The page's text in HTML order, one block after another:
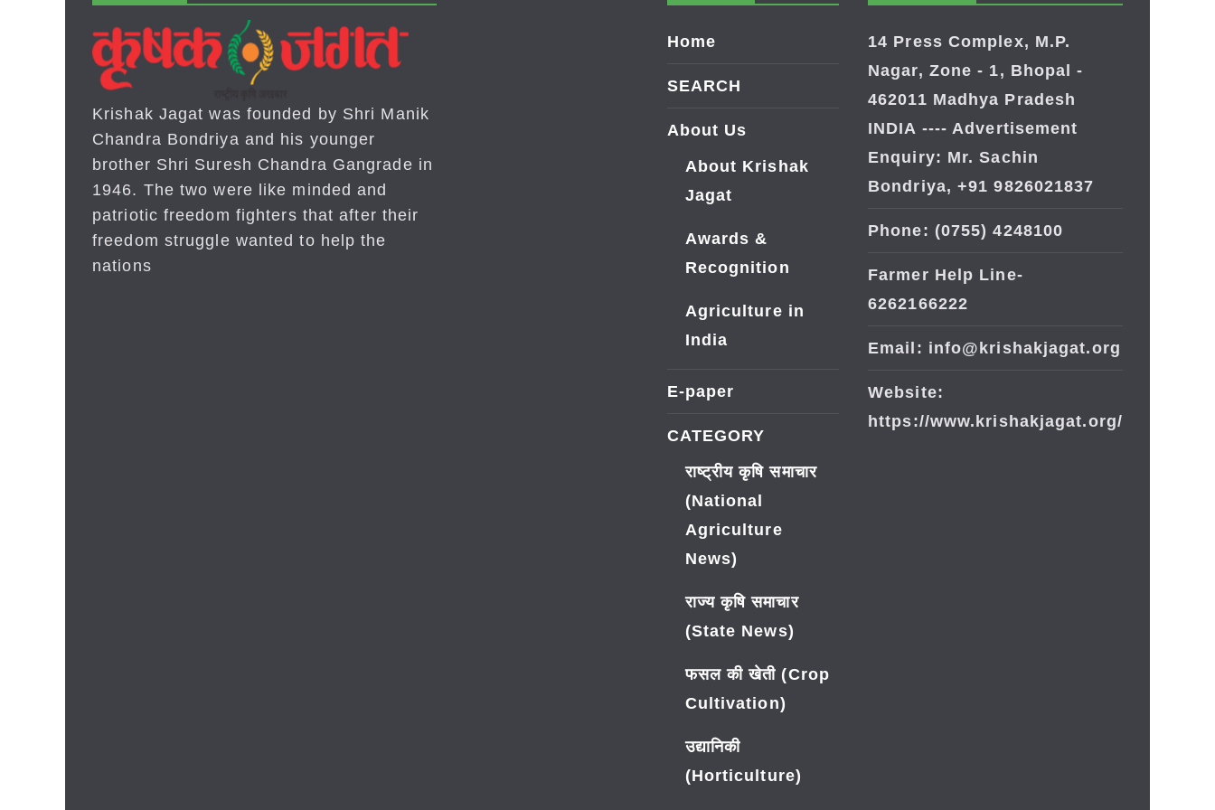
Krishak Jagat was founded by Shri Manik
Chandra Bondriya and his younger
brother Shri Suresh Chandra Gangrade in
1946. The two were like minded and
patriotic freedom fighters that after their
freedom struggle wanted to help the
nations
Home
SEARCH
About Us
About Krishak
Jagat
Awards &
Recognition
Agriculture in
India
E-paper
CATEGORY
राष्ट्रीय कृषि समाचार
(National
Agriculture
News)
राज्य कृषि समाचार
(State News)
फसल की खेती (Crop
Cultivation)
उद्यानिकी
(Horticulture)
14 Press Complex, M.P.
Nagar, Zone - 1, Bhopal -
462011 Madhya Pradesh
INDIA ---- Advertisement
Enquiry: Mr. Sachin
Bondriya, +91 9826021837
Phone: (0755) 4248100
Farmer Help Line-
6262166222
Email: info@krishakjagat.org
Website:
https://www.krishakjagat.org/